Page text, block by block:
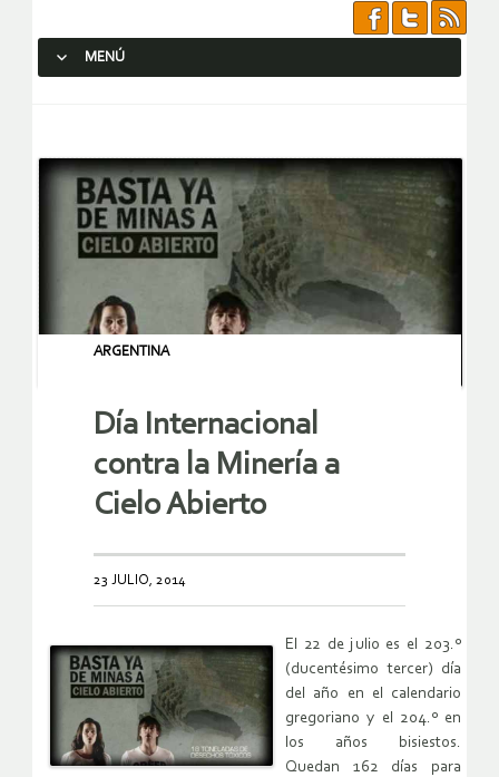
MENÚ
ARGENTINA
Día Internacional
contra la Minería a
Cielo Abierto
23 JULIO, 2014
El 22 de julio es el 203.º
(ducentésimo tercer) día
del año en el calendario
gregoriano y el 204.º en
los años bisiestos.
Quedan 162 días para